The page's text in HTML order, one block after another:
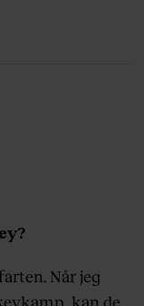
Når jeg
kan de